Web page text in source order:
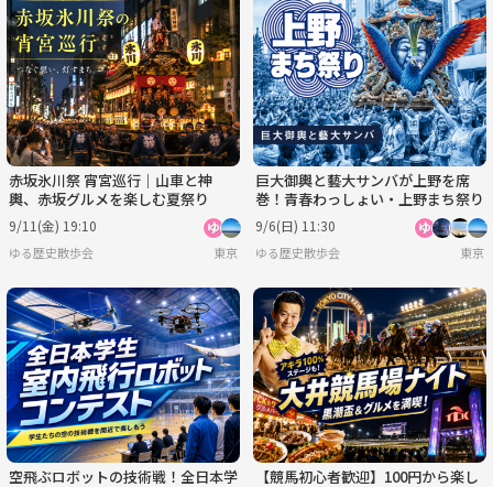
赤坂氷川祭 宵宮巡行｜山車と神
輿、赤坂グルメを楽しむ夏祭り
9/11(金) 19:10
ゆる歴史散歩会 東京
巨大御輿と藝大サンバが上野を席
巻！青春わっしょい・上野まち祭り
9/6(日) 11:30
ゆる歴史散歩会 東京
空飛ぶロボットの技術戦！全日本学
【競馬初心者歓迎】100円から楽し